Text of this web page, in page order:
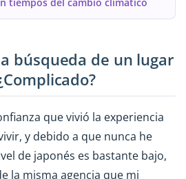
búsqueda de un lugar
que vivió la experiencia
y debido a que nunca he
de japonés es bastante bajo,
la misma agencia que mi